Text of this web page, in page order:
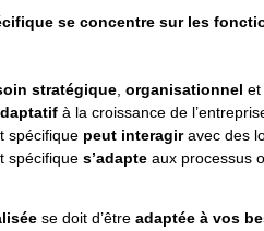
se concentre sur les
stratégique, organisationnel et
à la croissance de
spécifique peut interagiravec des
spécifique s’adapteaux processus
se doit d’être adaptée à vos